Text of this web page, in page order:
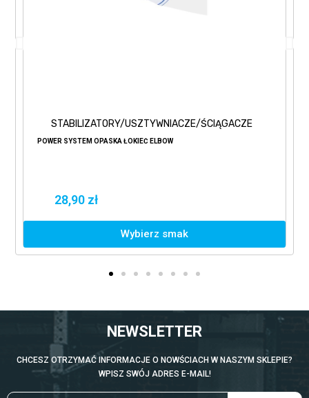
STABILIZATORY/USZTYWNIACZE/ŚCIĄGACZE
POWER SYSTEM OPASKA ŁOKIEĆ ELBOW
28,90 zł
Wybierz smak
NEWSLETTER
CHCESZ OTRZYMAĆ INFORMACJE O NOWŚCIACH W NASZYM SKLEPIE?
WPISZ SWÓJ ADRES E-MAIL!